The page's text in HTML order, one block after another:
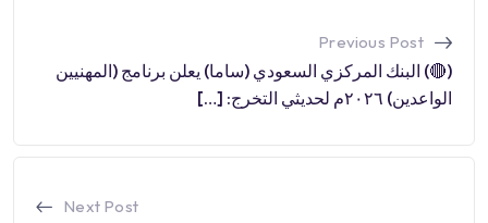
Previous Post
(🔴) البنك المركزي السعودي (ساما) يعلن برنامج (المهنيين
الواعدين) ٢٠٢٦م لحديثي التخرج: […]
Next Post